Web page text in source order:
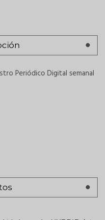
Periódico Digital semanal